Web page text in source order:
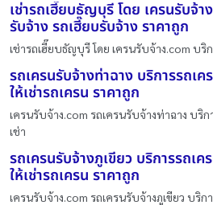
เช่ารถเฮี๊ยบธัญบุรี โดย เครนรับจ้
รับจ้าง รถเฮี๊ยบรับจ้าง ราคาถูก
เช่ารถเฮี๊ยบธัญบุรี โดย เครนรับจ้าง.com บริ
รถเครนรับจ้างท่าฉาง บริการรถเค
ให้เช่ารถเครน ราคาถูก
เครนรับจ้าง.com รถเครนรับจ้างท่าฉาง บริ
เช่า
รถเครนรับจ้างภูเขียว บริการรถเค
ให้เช่ารถเครน ราคาถูก
เครนรับจ้าง.com รถเครนรับจ้างภูเขียว บริก